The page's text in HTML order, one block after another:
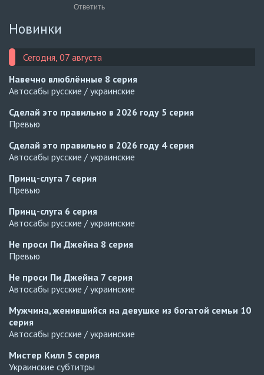
Ответить
Новинки
Сегодня, 07 августа
Навечно влюблённые 8 серия
Автосабы русские / украинские
Сделай это правильно в 2026 году 5 серия
Превью
Сделай это правильно в 2026 году 4 серия
Автосабы русские / украинские
Принц-слуга 7 серия
Превью
Принц-слуга 6 серия
Автосабы русские / украинские
Не проси Пи Джейна 8 серия
Превью
Не проси Пи Джейна 7 серия
Автосабы русские / украинские
Мужчина, женившийся на девушке из богатой семьи 10
серия
Автосабы русские / украинские
Мистер Килл 5 серия
Украинские субтитры